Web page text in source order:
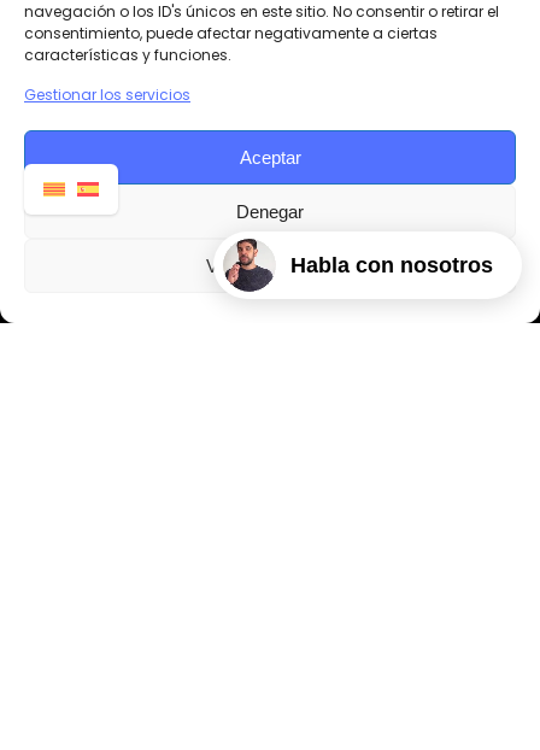
navegación o los ID's únicos en este sitio. No consentir o retirar el
consentimiento, puede afectar negativamente a ciertas
características y funciones.
Gestionar los servicios
Aceptar
Denegar
Ver preferenciasHabla con nosotros